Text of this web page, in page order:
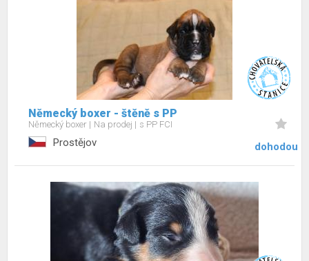
Německý boxer - štěně s PP
Německý boxer Na prodej s PP FCI
Prostějov dohodou